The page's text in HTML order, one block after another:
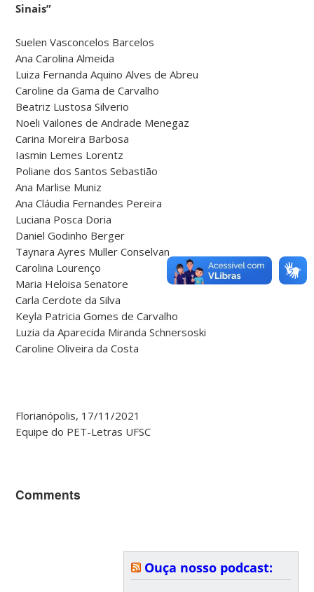
Sinais”
Suelen Vasconcelos Barcelos
Ana Carolina Almeida
Luiza Fernanda Aquino Alves de Abreu
Caroline da Gama de Carvalho
Beatriz Lustosa Silverio
Noeli Vailones de Andrade Menegaz
Carina Moreira Barbosa
Iasmin Lemes Lorentz
Poliane dos Santos Sebastião
Ana Marlise Muniz
Ana Cláudia Fernandes Pereira
Luciana Posca Doria
Daniel Godinho Berger
Taynara Ayres Muller Conselvan
Carolina Lourenço
Maria Heloisa Senatore
Carla Cerdote da Silva
Keyla Patricia Gomes de Carvalho
Luzia da Aparecida Miranda Schnersoski
Caroline Oliveira da Costa
Florianópolis, 17/11/2021
Equipe do PET-Letras UFSC
Comments
Ouça nosso podcast: